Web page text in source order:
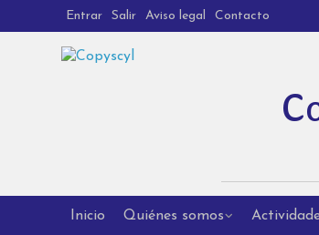
Entrar Salir Aviso legal Contacto
Inicio Quiénes somos